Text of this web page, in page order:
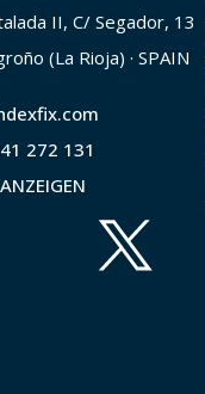
FT_MOPURE_rebar_de_rev8.pdf
II, C/ Segador, 13
(La Rioja) · SPAIN
272 131